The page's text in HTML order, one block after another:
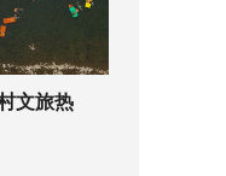
文旅热